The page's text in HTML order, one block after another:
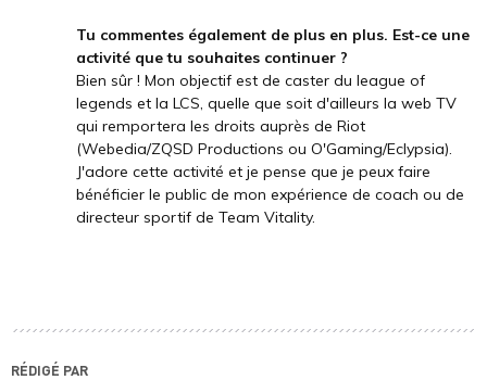
Tu commentes également de plus en plus. Est-ce une
activité que tu souhaites continuer ?
Bien sûr ! Mon objectif est de caster du league of
legends et la LCS, quelle que soit d'ailleurs la web TV
qui remportera les droits auprès de Riot
(Webedia/ZQSD Productions ou O'Gaming/Eclypsia).
J'adore cette activité et je pense que je peux faire
bénéficier le public de mon expérience de coach ou de
directeur sportif de Team Vitality.
RÉDIGÉ PAR